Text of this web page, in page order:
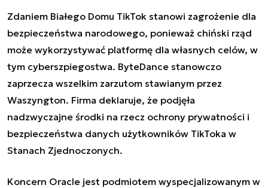
Zdaniem Białego Domu TikTok stanowi zagrożenie dla
bezpieczeństwa narodowego, ponieważ chiński rząd
może wykorzystywać platformę dla własnych celów, w
tym cyberszpiegostwa. ByteDance stanowczo
zaprzecza wszelkim zarzutom stawianym przez
Waszyngton. Firma deklaruje, że podjęła
nadzwyczajne środki na rzecz ochrony prywatności i
bezpieczeństwa danych użytkowników TikToka w
Stanach Zjednoczonych.
Koncern Oracle jest podmiotem wyspecjalizowanym w